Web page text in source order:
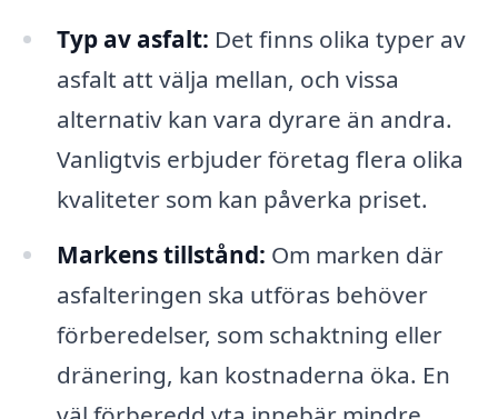
Typ av asfalt: Det finns olika typer av
asfalt att välja mellan, och vissa
alternativ kan vara dyrare än andra.
Vanligtvis erbjuder företag flera olika
kvaliteter som kan påverka priset.
Markens tillstånd: Om marken där
asfalteringen ska utföras behöver
förberedelser, som schaktning eller
dränering, kan kostnaderna öka. En